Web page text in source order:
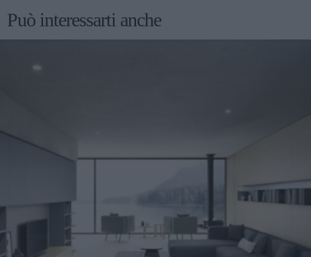
Può interessarti anche